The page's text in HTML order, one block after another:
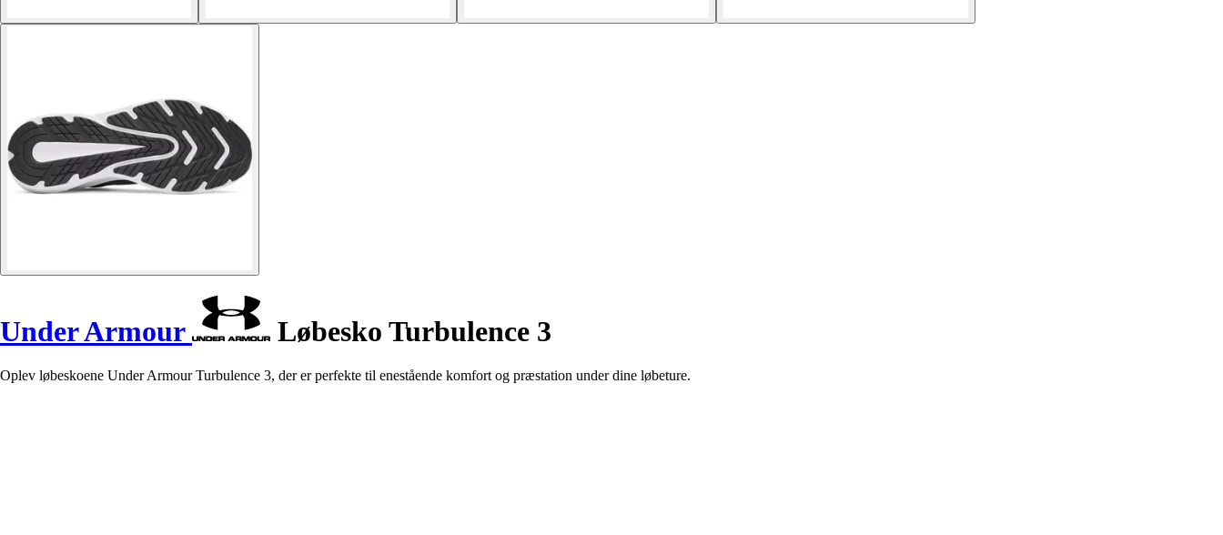
Under Armour Løbesko Turbulence 3
Oplev løbeskoene Under Armour Turbulence 3, der er perfekte til enestående komfort og præstation under dine løbeture.